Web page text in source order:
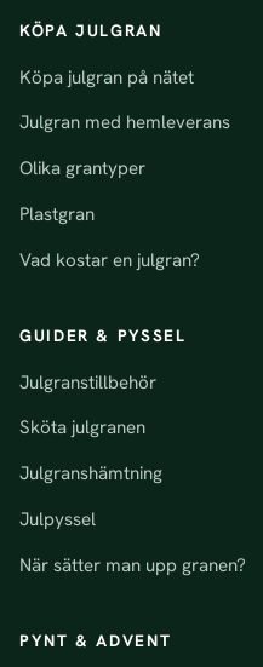
KÖPA JULGRAN
Köpa julgran på nätet
Julgran med hemleverans
Olika grantyper
Plastgran
Vad kostar en julgran?
GUIDER & PYSSEL
Julgranstillbehör
Sköta julgranen
Julgranshämtning
Julpyssel
När sätter man upp granen?
PYNT & ADVENT